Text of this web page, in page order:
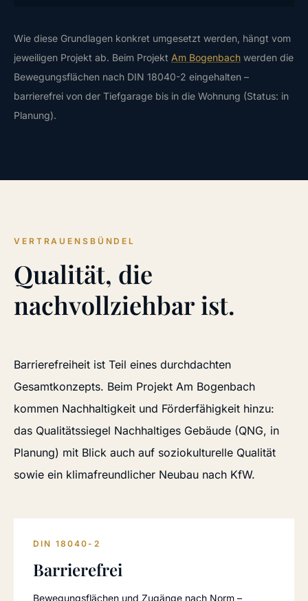
Wie diese Grundlagen konkret umgesetzt werden, hängt vom
jeweiligen Projekt ab. Beim Projekt Am Bogenbach werden die
Bewegungsflächen nach DIN 18040-2 eingehalten –
barrierefrei von der Tiefgarage bis in die Wohnung (Status: in
Planung).
VERTRAUENSBÜNDEL
Qualität, die
nachvollziehbar ist.
Barrierefreiheit ist Teil eines durchdachten
Gesamtkonzepts. Beim Projekt Am Bogenbach
kommen Nachhaltigkeit und Förderfähigkeit hinzu:
das Qualitätssiegel Nachhaltiges Gebäude (QNG, in
Planung) mit Blick auch auf soziokulturelle Qualität
sowie ein klimafreundlicher Neubau nach KfW.
DIN 18040-2
Barrierefrei
Bewegungsflächen und Zugänge nach Norm –